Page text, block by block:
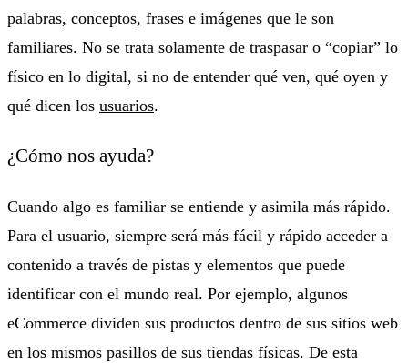
palabras, conceptos, frases e imágenes que le son
familiares. No se trata solamente de traspasar o “copiar” lo
físico en lo digital, si no de entender qué ven, qué oyen y
qué dicen los usuarios.
¿Cómo nos ayuda?
Cuando algo es familiar se entiende y asimila más rápido.
Para el usuario, siempre será más fácil y rápido acceder a
contenido a través de pistas y elementos que puede
identificar con el mundo real. Por ejemplo, algunos
eCommerce dividen sus productos dentro de sus sitios web
en los mismos pasillos de sus tiendas físicas. De esta